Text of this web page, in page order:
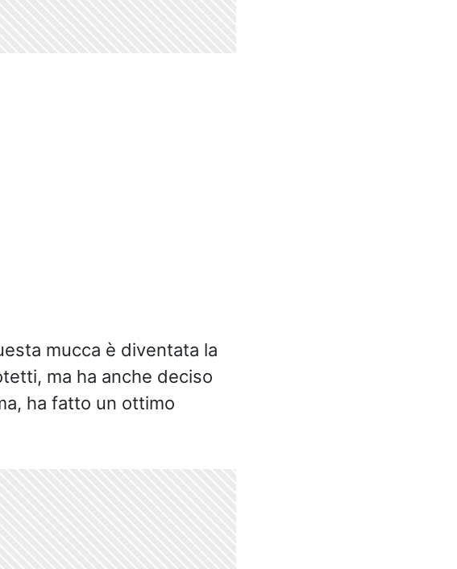
mucca è diventata la
ma ha anche deciso
ha fatto un ottimo